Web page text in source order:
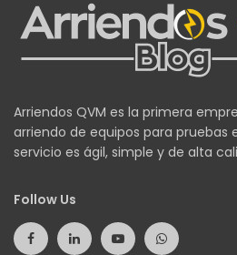
Arriendos QVM es la primera
arriendo de equipos para pruebas
servicio es ágil, simple y de alta
Follow Us